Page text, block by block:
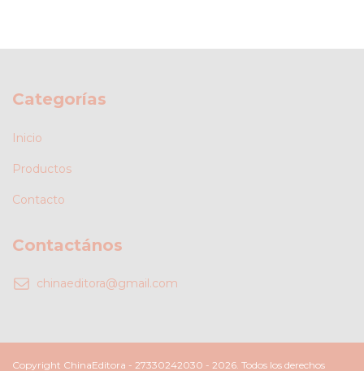
Categorías
Inicio
Productos
Contacto
Contactános
chinaeditora@gmail.com
Copyright ChinaEditora - 27330242030 - 2026. Todos los derechos